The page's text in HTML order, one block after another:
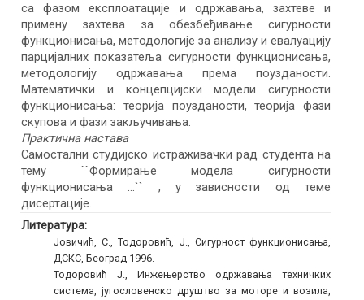
са фазом експлоатације и одржавања, захтеве и
примену захтева за обезбеђивање сигурности
функционисања, методологије за анализу и евалуацију
парцијалних показатеља сигурности функционисања,
методологију одржавања према поузданости.
Математички и концепцијски модели сигурности
функционисања: теорија поузданости, теорија фази
скупова и фази закључивања.
Практична настава
Самостални студијско истраживачки рад студента на
тему ``Формирање модела сигурности
функционисања ...`` , у зависности од теме
дисертације.
Литература:
Јовичић, С., Тодоровић, Ј., Сигурност функционисања,
ДСКС, Београд 1996.
Тодоровић Ј., Инжењерство одржавања техничких
система, југословенско друштво за моторе и возила,